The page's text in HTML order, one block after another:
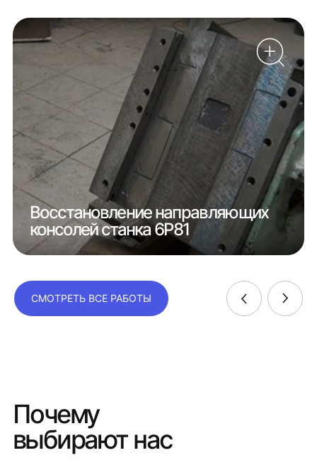
Восстановление направляющих
консолей станка 6Р81
СМОТРЕТЬ ВСЕ РАБОТЫ
Почему
выбирают нас